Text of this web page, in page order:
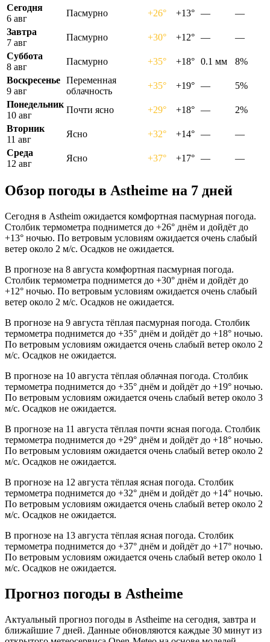
Сегодня
6 авг
Пасмурно +26° +13° —
—
Завтра
7 авг
Пасмурно +30° +12° —
—
Суббота
8 авг
Пасмурно +35° +18° 0.1 мм
8%
Воскресенье
9 авг
Переменная
облачность
+35° +19° —
5%
Понедельник
10 авг
Почти ясно +29° +18° —
2%
Вторник
11 авг
Ясно +32° +14° —
—
Среда
12 авг
Ясно +37° +17° — —
Обзор погоды в Astheimе на 7 дней
Сегодня в Astheim ожидается комфортная пасмурная погода.
Столбик термометра поднимется до +26° днём и дойдёт до
+13° ночью. По ветровым условиям ожидается очень слабый
ветер около 2 м/с. Осадков не ожидается.
В прогнозе на 8 августа комфортная пасмурная погода.
Столбик термометра поднимется до +30° днём и дойдёт до
+12° ночью. По ветровым условиям ожидается очень слабый
ветер около 2 м/с. Осадков не ожидается.
В прогнозе на 9 августа тёплая пасмурная погода. Столбик
термометра поднимется до +35° днём и дойдёт до +18° ночью.
По ветровым условиям ожидается очень слабый ветер около 2
м/с. Осадков не ожидается.
В прогнозе на 10 августа тёплая облачная погода. Столбик
термометра поднимется до +35° днём и дойдёт до +19° ночью.
По ветровым условиям ожидается очень слабый ветер около 3
м/с. Осадков не ожидается.
В прогнозе на 11 августа тёплая почти ясная погода. Столбик
термометра поднимется до +29° днём и дойдёт до +18° ночью.
По ветровым условиям ожидается очень слабый ветер около 2
м/с. Осадков не ожидается.
В прогнозе на 12 августа тёплая ясная погода. Столбик
термометра поднимется до +32° днём и дойдёт до +14° ночью.
По ветровым условиям ожидается очень слабый ветер около 2
м/с. Осадков не ожидается.
В прогнозе на 13 августа тёплая ясная погода. Столбик
термометра поднимется до +37° днём и дойдёт до +17° ночью.
По ветровым условиям ожидается очень слабый ветер около 1
м/с. Осадков не ожидается.
Прогноз погоды в Astheimе
Актуальный прогноз погоды в Astheimе на сегодня, завтра и
ближайшие 7 дней. Данные обновляются каждые 30 минут из